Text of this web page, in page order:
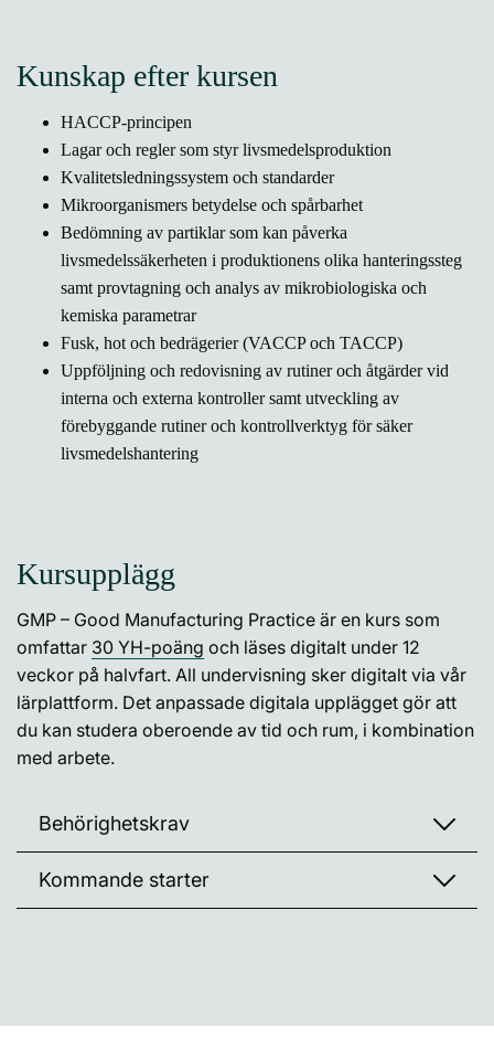
Kunskap efter kursen
HACCP-principen
Lagar och regler som styr livsmedelsproduktion
Kvalitetsledningssystem och standarder
Mikroorganismers betydelse och spårbarhet
Bedömning av partiklar som kan påverka
livsmedelssäkerheten i produktionens olika hanteringssteg
samt provtagning och analys av mikrobiologiska och
kemiska parametrar
Fusk, hot och bedrägerier (VACCP och TACCP)
Uppföljning och redovisning av rutiner och åtgärder vid
interna och externa kontroller samt utveckling av
förebyggande rutiner och kontrollverktyg för säker
livsmedelshantering
Kursupplägg
GMP – Good Manufacturing Practice är en kurs som
omfattar 30 YH-poäng och läses digitalt under 12
veckor på halvfart. All undervisning sker digitalt via vår
lärplattform. Det anpassade digitala upplägget gör att
du kan studera oberoende av tid och rum, i kombination
med arbete.
Behörighetskrav
Kommande starter